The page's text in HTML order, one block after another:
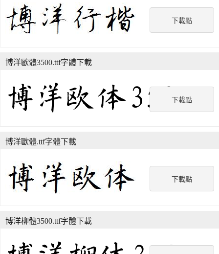
下載點
下載點
博洋歐體3500.ttf字體下載
下載點
博洋歐體.ttf字體下載
博洋柳體3500.ttf字體下載